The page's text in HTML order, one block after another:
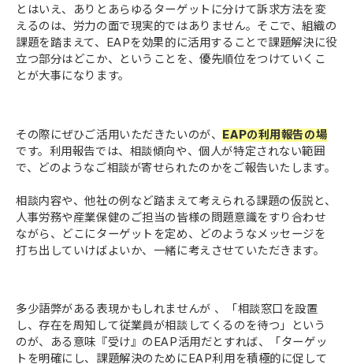
とはいえ、ありとあらゆるターゲットに分けて訴求方法を変
えるのは、労力の面で現実的ではありません。そこで、組織の
課題を踏まえて、EAPを効果的に活用することで課題解決に役
立つ部分はどこか、ということを、優先順位をつけていくこ
とが大事になります。
その際にぜひご活用いただきたいのが、
EAPの利用報告の場
です。利用報告では、相談傾向や、個人が特定されない範囲
で、どのようなご相談が寄せられたのかをご報告いたします。
相談内容や、他社の例など踏まえて考えられる課題の仮説と、
人事労務や産業保健のご担当の皆様の問題意識をすり合わせ
ながら、どこにターゲットを定め、どのようなメッセージを
打ち出していけばよいか、一緒に考えさせていただきます。
多少語弊がある表現かもしれませんが 、「相談窓口を設置
し、存在を周知して従業員が相談してくるのを待つ」という
のが、ある意味『受け』のEAP活用だとすれば、「ターゲッ
トを明確にし、課題解決のためにEAP利用を積極的に促して